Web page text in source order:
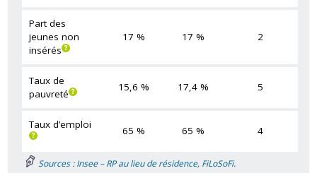
Part des
jeunes non
insérés
17 % 17 % 2
Taux de
pauvreté
15,6 % 17,4 % 5
Taux d’emploi 65 % 65 % 4
Sources : Insee – RP au lieu de résidence, FiLoSoFi.